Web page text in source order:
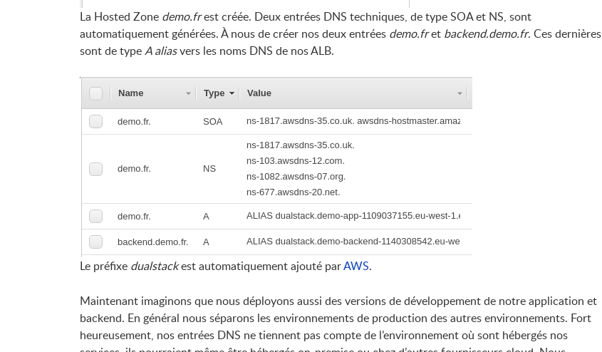
La Hosted Zone demo.frest créée. Deux entrées DNS techniques, de type SOA et NS, sont
automatiquement générées. À nous de créer nos deux entrées demo.fret backend.demo.fr. Ces dernières
sont de typeA aliasvers les noms DNS de nos ALB.
Le préfixe dualstackest automatiquement ajouté parAWS.
Maintenant imaginons que nous déployons aussi des versions de développement de notre application et
backend. En général nous séparons les environnements de production des autres environnements. Fort
heureusement, nos entrées DNS ne tiennent pas compte de l’environnement où sont hébergés nos